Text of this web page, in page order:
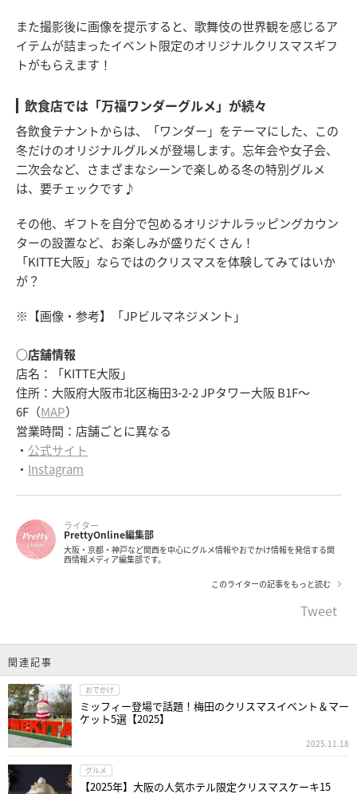
また撮影後に画像を提示すると、歌舞伎の世界観を感じるア
イテムが詰まったイベント限定のオリジナルクリスマスギフ
トがもらえます！
飲食店では「万福ワンダーグルメ」が続々
各飲食テナントからは、「ワンダー」をテーマにした、この
冬だけのオリジナルグルメが登場します。忘年会や女子会、
二次会など、さまざまなシーンで楽しめる冬の特別グルメ
は、要チェックです♪
その他、ギフトを自分で包めるオリジナルラッピングカウン
ターの設置など、お楽しみが盛りだくさん！
「KITTE大阪」ならではのクリスマスを体験してみてはいか
が？
※【画像・参考】「JPビルマネジメント」
○店舗情報
店名：「KITTE大阪」
住所：大阪府大阪市北区梅田3-2-2 JPタワー大阪 B1F〜
6F（MAP）
営業時間：店舗ごとに異なる
・ 公式サイト
・ Instagram
ライター
PrettyOnline編集部
大阪・京都・神戸など関西を中心にグルメ情報やおでかけ情報を発信する関
西情報メディア編集部です。
このライターの記事をもっと読む
Tweet
関連記事
おでかけ
ミッフィー登場で話題！梅田のクリスマスイベント＆マー
ケット5選【2025】
2025.11.18
グルメ
【2025年】大阪の人気ホテル限定クリスマスケーキ15